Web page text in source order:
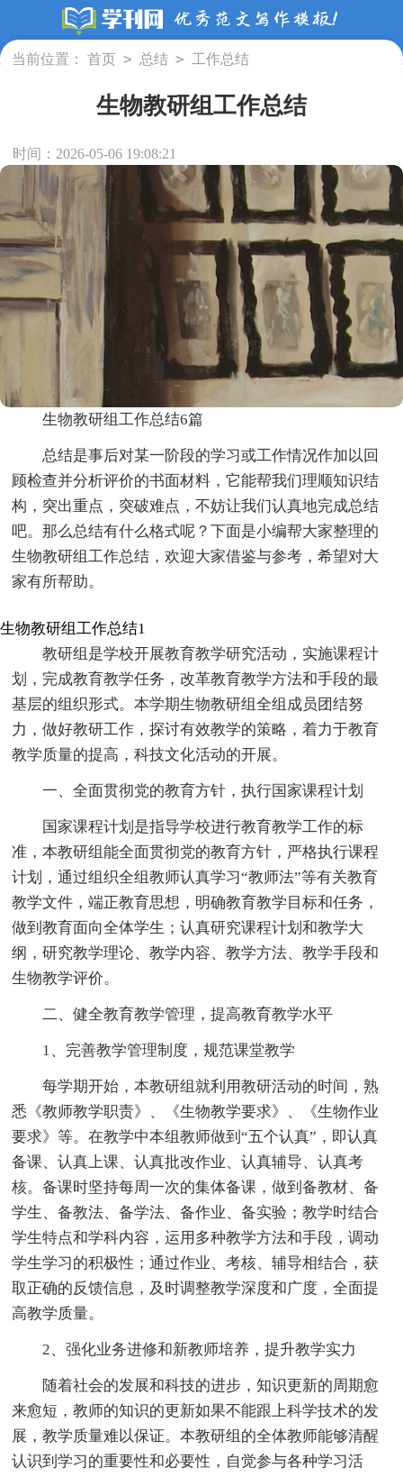
当前位置： 首页 > 总结 > 工作总结
生物教研组工作总结
时间：2026-05-06 19:08:21
生物教研组工作总结6篇
总结是事后对某一阶段的学习或工作情况作加以回
顾检查并分析评价的书面材料，它能帮我们理顺知识结
构，突出重点，突破难点，不妨让我们认真地完成总结
吧。那么总结有什么格式呢？下面是小编帮大家整理的
生物教研组工作总结，欢迎大家借鉴与参考，希望对大
家有所帮助。
生物教研组工作总结1
教研组是学校开展教育教学研究活动，实施课程计
划，完成教育教学任务，改革教育教学方法和手段的最
基层的组织形式。本学期生物教研组全组成员团结努
力，做好教研工作，探讨有效教学的策略，着力于教育
教学质量的提高，科技文化活动的开展。
一、全面贯彻党的教育方针，执行国家课程计划
国家课程计划是指导学校进行教育教学工作的标
准，本教研组能全面贯彻党的教育方针，严格执行课程
计划，通过组织全组教师认真学习“教师法”等有关教育
教学文件，端正教育思想，明确教育教学目标和任务，
做到教育面向全体学生；认真研究课程计划和教学大
纲，研究教学理论、教学内容、教学方法、教学手段和
生物教学评价。
二、健全教育教学管理，提高教育教学水平
1、完善教学管理制度，规范课堂教学
每学期开始，本教研组就利用教研活动的时间，熟
悉《教师教学职责》、《生物教学要求》、《生物作业
要求》等。在教学中本组教师做到“五个认真”，即认真
备课、认真上课、认真批改作业、认真辅导、认真考
核。备课时坚持每周一次的集体备课，做到备教材、备
学生、备教法、备学法、备作业、备实验；教学时结合
学生特点和学科内容，运用多种教学方法和手段，调动
学生学习的积极性；通过作业、考核、辅导相结合，获
取正确的反馈信息，及时调整教学深度和广度，全面提
高教学质量。
2、强化业务进修和新教师培养，提升教学实力
随着社会的发展和科技的进步，知识更新的周期愈
来愈短，教师的知识的更新如果不能跟上科学技术的发
展，教学质量难以保证。本教研组的全体教师能够清醒
认识到学习的重要性和必要性，自觉参与各种学习活